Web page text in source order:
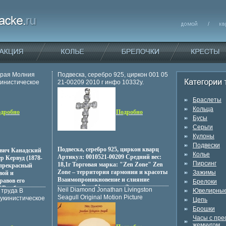
Молния
г Твердый
5-86720-005-1
70x100/16
Канадский
Кервуд (1878-
и
его
дебряхващзя
и
Канады,
- с юга
В
1974 г
Тираж:
Подвеска, серебро 925, циркон 001 05
21-00209 2010 г инфо 10332y.
Подробно
Подвеска, серебро 925, циркон кварц
Артикул: 0010521-00209 Средний вес:
18,1г Торговая марка: "Zen Zone" Zen
Zone – территория гармонии и красоты
Взаимопроникновение и слияние
культур Востбфэехока и Запада,
сочетание контрастов и
противоположностей Настроения
неонового Токио, обаяние французских
кофеин, безудержная роскошь
Neil Diamond Jonathan Livingston
Seagull Original Motion Picture
Soundtrack Формат: Audio CD
Дистрибьютор: Columbia
Лицензионные товары
Браслеты
Кольца
Бусы
Серьги
Кулоны
Подвески
Колье
Пирсинг
Зажимы
Брелоки
Цепь
Брошки
Часы с